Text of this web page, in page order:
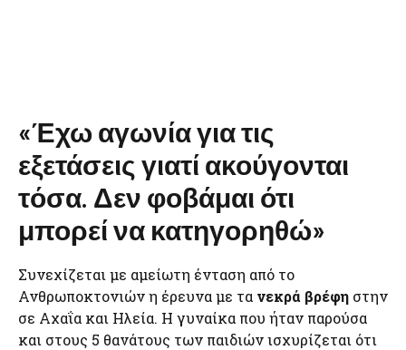
«Έχω αγωνία για τις
εξετάσεις γιατί ακούγονται
τόσα. Δεν φοβάμαι ότι
μπορεί να κατηγορηθώ»
Συνεχίζεται με αμείωτη ένταση από το
Ανθρωποκτονιών η έρευνα με τα νεκρά βρέφη στην
σε Αχαΐα και Ηλεία. Η γυναίκα που ήταν παρούσα
και στους 5 θανάτους των παιδιών ισχυρίζεται ότι